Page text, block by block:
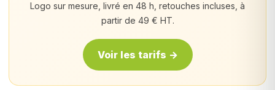
Logo sur mesure, livré en 48 h, retouches incluses, à
partir de 49 € HT.
Voir les tarifs →